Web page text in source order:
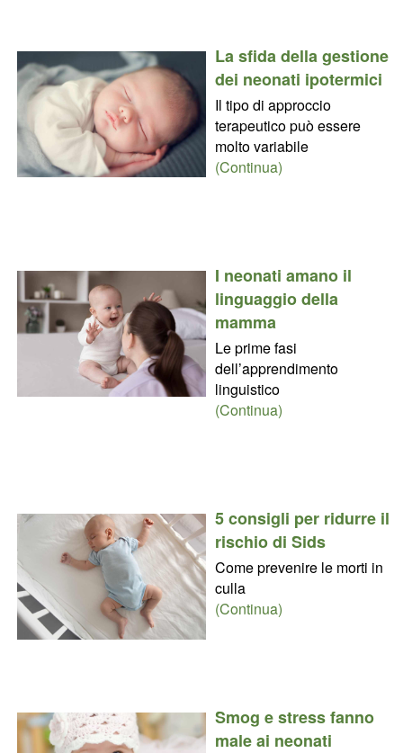
La sfida della gestione
dei neonati ipotermici
Il tipo di approccio
terapeutico può essere
molto variabile
(Continua)
I neonati amano il
linguaggio della
mamma
Le prime fasi
dell’apprendimento
linguistico
(Continua)
5 consigli per ridurre il
rischio di Sids
Come prevenire le morti in
culla
(Continua)
Smog e stress fanno
male ai neonati